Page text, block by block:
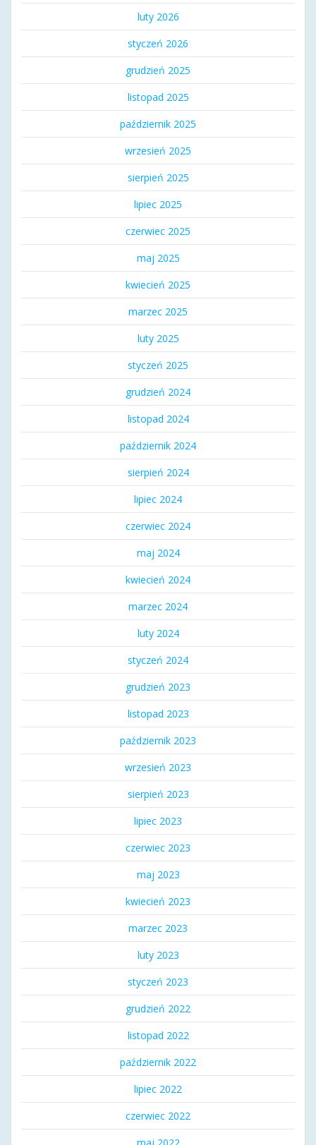
luty 2026
styczeń 2026
grudzień 2025
listopad 2025
październik 2025
wrzesień 2025
sierpień 2025
lipiec 2025
czerwiec 2025
maj 2025
kwiecień 2025
marzec 2025
luty 2025
styczeń 2025
grudzień 2024
listopad 2024
październik 2024
sierpień 2024
lipiec 2024
czerwiec 2024
maj 2024
kwiecień 2024
marzec 2024
luty 2024
styczeń 2024
grudzień 2023
listopad 2023
październik 2023
wrzesień 2023
sierpień 2023
lipiec 2023
czerwiec 2023
maj 2023
kwiecień 2023
marzec 2023
luty 2023
styczeń 2023
grudzień 2022
listopad 2022
październik 2022
lipiec 2022
czerwiec 2022